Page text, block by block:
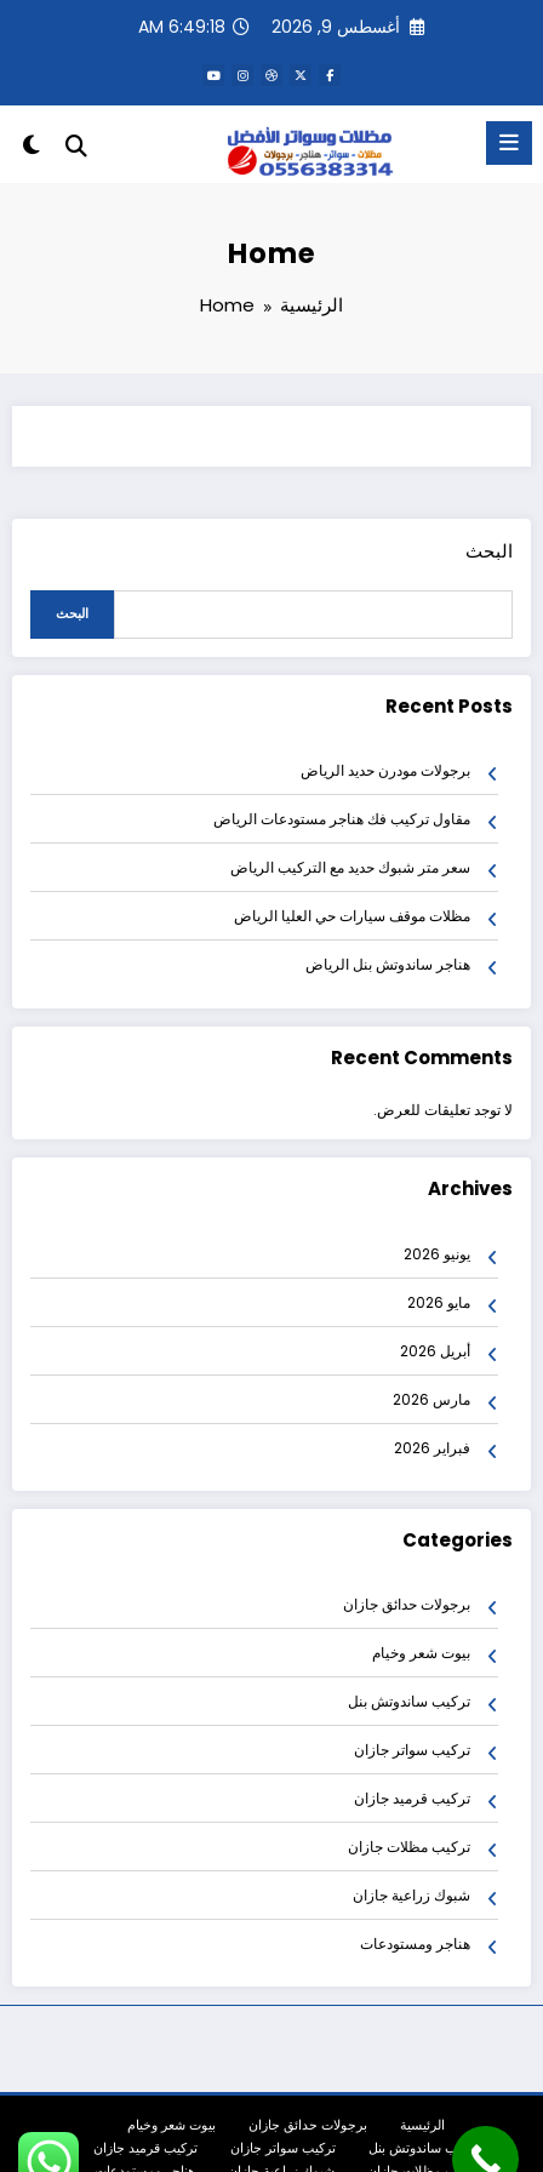
أغسطس 9, 2026 6:49:18 AM
Home
الرئيسية Home
البحث
البحث
Recent Posts
برجولات مودرن حديد الرياض
مقاول تركيب فك هناجر مستودعات الرياض
سعر متر شبوك حديد مع التركيب الرياض
مظلات موقف سيارات حي العليا الرياض
هناجر ساندوتش بنل الرياض
Recent Comments
لا توجد تعليقات للعرض.
Archives
يونيو 2026
مايو 2026
أبريل 2026
مارس 2026
فبراير 2026
Categories
برجولات حدائق جازان
بيوت شعر وخيام
تركيب ساندوتش بنل
تركيب سواتر جازان
تركيب قرميد جازان
تركيب مظلات جازان
شبوك زراعية جازان
هناجر ومستودعات
الرئيسية برجولات حدائق جازان
بيوت شعر وخيام
تركيب ساندوتش بنل
تركيب سواتر جازان
تركيب قرميد جازان